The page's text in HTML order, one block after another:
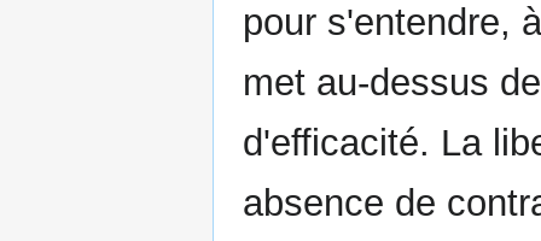
pour s'entendre,
met au-dessus
d'efficacité. La
absence de